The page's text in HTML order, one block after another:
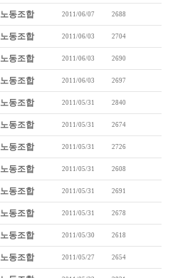
노동조합 2011/06/07 2688
노동조합 2011/06/03 2704
노동조합 2011/06/03 2690
노동조합 2011/06/03 2697
노동조합 2011/05/31 2840
노동조합 2011/05/31 2674
노동조합 2011/05/31 2726
노동조합 2011/05/31 2608
노동조합 2011/05/31 2691
노동조합 2011/05/31 2678
노동조합 2011/05/30 2618
노동조합 2011/05/27 2654